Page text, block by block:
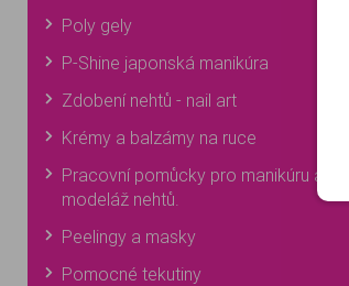
Poly gely
P-Shine japonská manikúra
Zdobení nehtů - nail art
Krémy a balzámy na ruce
Pracovní pomůcky pro manikúru a
modeláž nehtů.
Peelingy a masky
Pomocné tekutiny